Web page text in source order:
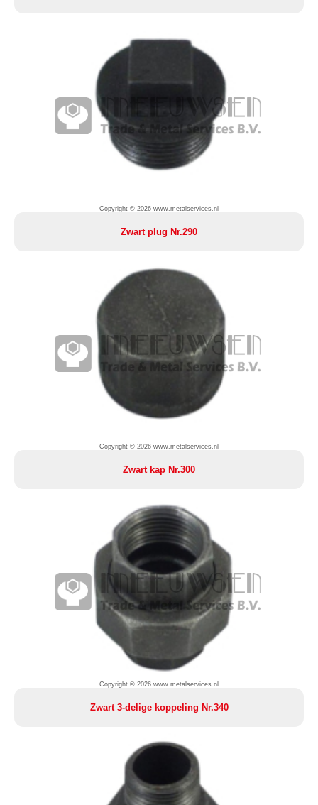
Copyright © 2026 www.metalservices.nl
Zwart plug Nr.290
Copyright © 2026 www.metalservices.nl
Zwart kap Nr.300
Copyright © 2026 www.metalservices.nl
Zwart 3-delige koppeling Nr.340